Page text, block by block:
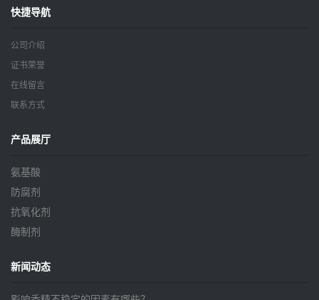
快捷导航
公司介绍
证书荣誉
在线留言
联系方式
产品展厅
氨基酸
防腐剂
抗氧化剂
酶制剂
新闻动态